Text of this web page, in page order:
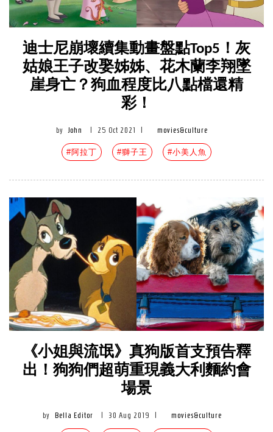
迪士尼崩壞續集動畫盤點Top5！灰
姑娘王子改娶姊姊、花木蘭李翔墜
崖身亡？狗血程度比八點檔還精
彩！
by John 25 Oct 2021 movies&culture
#阿拉丁 #獅子王 #小美人魚
《小姐與流氓》真狗版首支預告釋
出！狗狗們超萌重現義大利麵約會
場景
by Bella Editor 30 Aug 2019 movies&culture